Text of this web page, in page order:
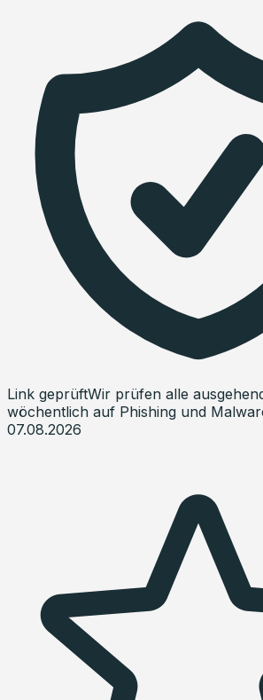
Link geprüftWir prüfen alle
wöchentlich auf Phishing und
07.08.2026